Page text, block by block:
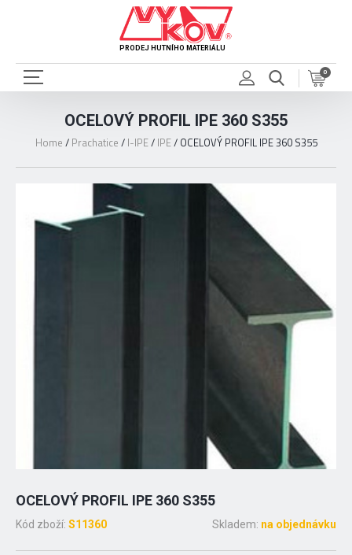
PRODEJ HUTNÍHO MATERIÁLU
0
OCELOVÝ PROFIL IPE 360 S355
Home / Prachatice / I-IPE/ IPE/ OCELOVÝ PROFIL IPE 360 S355
OCELOVÝ PROFIL IPE 360 S355
Kód zboží: S11360 Skladem: na objednávku